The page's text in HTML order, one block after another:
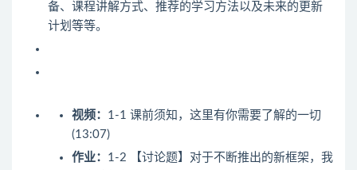
备、课程讲解方式、推荐的学习方法以及未来的更新
计划等等。
视频： 1-1 课前须知，这里有你需要了解的一切
(13:07)
作业： 1-2 【讨论题】对于不断推出的新框架，我